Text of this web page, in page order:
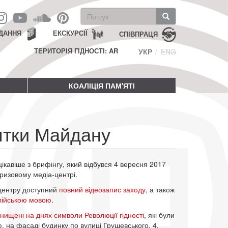
Пошукова
форма
Пошук СПІВПРАЦЯ
ЕКСКУРСІЇ
ТЕРИТОРІЯ ГІДНОСТІ: AR
УКР ENG
КОАЛІЦІЯ ПАМ'ЯТІ
Майдану
з брифінгу, який відбувся 4 вересня 2017
медіа-центрі.
доступний повний відеозапис заходу, а також
мовою.
на днях символи Революції гідності, які були
на фасаді будинку по вулиці Грушевського, 4.